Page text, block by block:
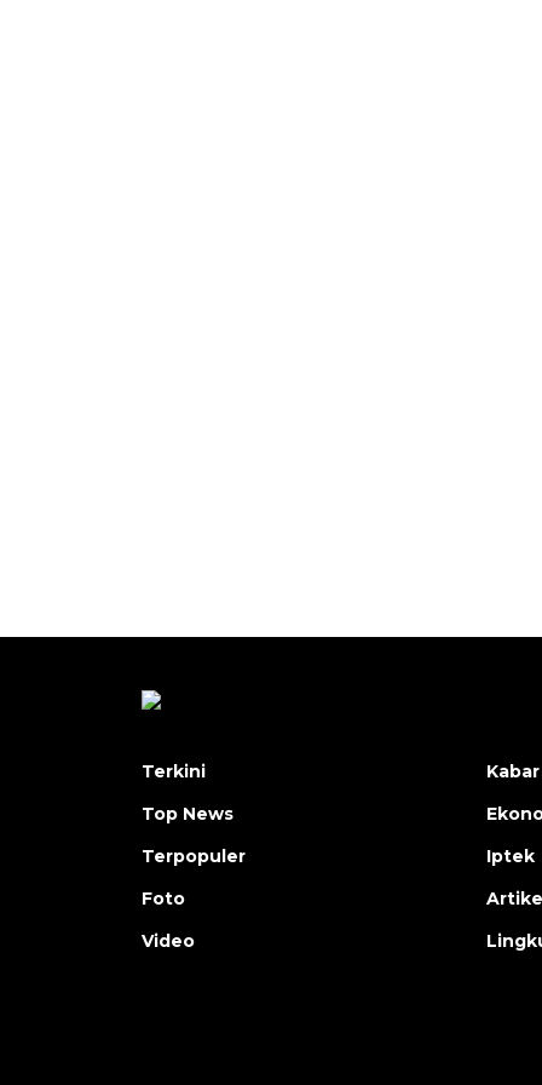
Terkini
Top News
Terpopuler
Foto
Video
Iptek